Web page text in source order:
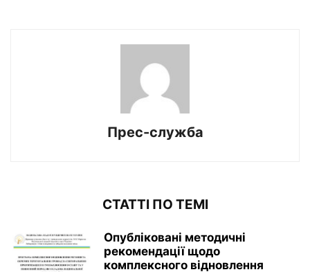
Прес-служба
СТАТТІ ПО ТЕМІ
Опубліковані методичні
рекомендації щодо
комплексного відновлення